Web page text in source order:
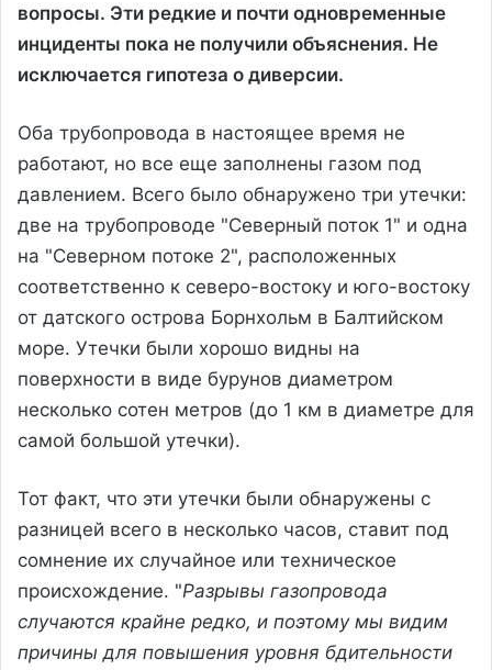
вопросы. Эти редкие и почти одновременные
инциденты пока не получили объяснения. Не
исключается гипотеза о диверсии.
Оба трубопровода в настоящее время не
работают, но все еще заполнены газом под
давлением. Всего было обнаружено три утечки:
две на трубопроводе "Северный поток 1" и одна
на "Северном потоке 2", расположенных
соответственно к северо-востоку и юго-востоку
от датского острова Борнхольм в Балтийском
море. Утечки были хорошо видны на
поверхности в виде бурунов диаметром
несколько сотен метров (до 1 км в диаметре для
самой большой утечки).
Тот факт, что эти утечки были обнаружены с
разницей всего в несколько часов, ставит под
сомнение их случайное или техническое
происхождение. "Разрывы газопровода
случаются крайне редко, и поэтому мы видим
причины для повышения уровня бдительности